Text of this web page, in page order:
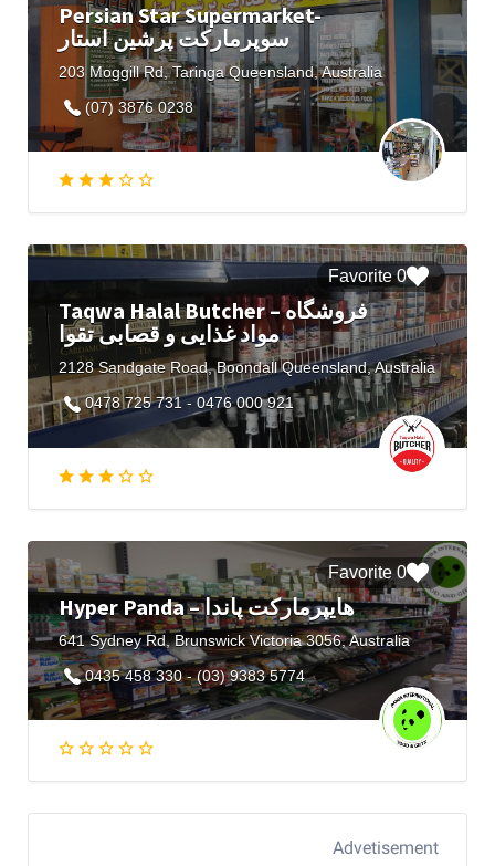
Persian Star Supermarket-
سوپرمارکت پرشین استار
203 Moggill Rd, Taringa Queensland, Australia
(07) 3876 0238
0 Favorite
Taqwa Halal Butcher – فروشگاه
مواد غذایی و قصابی تقوا
2128 Sandgate Road, Boondall Queensland, Australia
0478 725 731 - 0476 000 921
0 Favorite
Hyper Panda – هایپرمارکت پاندا
641 Sydney Rd, Brunswick Victoria 3056, Australia
0435 458 330 - (03) 9383 5774
Advetisement